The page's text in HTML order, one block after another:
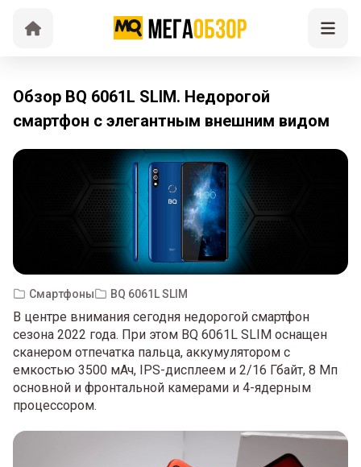
Обзор BQ 6061L SLIM. Недорогой
смартфон с элегантным внешним видом
Смартфоны BQ 6061L SLIM
В центре внимания сегодня недорогой смартфон
сезона 2022 года. При этом BQ 6061L SLIM оснащен
сканером отпечатка пальца, аккумулятором с
емкостью 3500 мАч, IPS-дисплеем и 2/16 Гбайт, 8 Мп
основной и фронтальной камерами и 4-ядерным
процессором.